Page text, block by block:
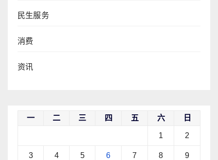
民生服务
消费
资讯
一 二 三 四 五 六 日
1 2
3 4 5 6 7 8 9